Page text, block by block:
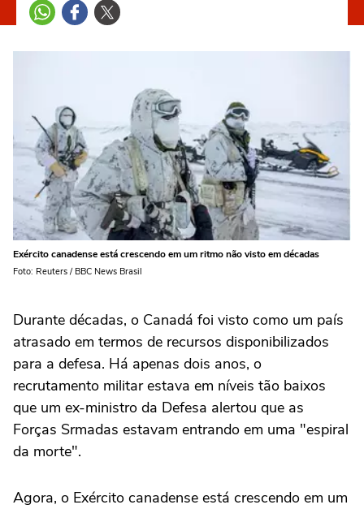
Exército canadense está crescendo em um ritmo não visto em décadas
Foto: Reuters / BBC News Brasil
Durante décadas, o Canadá foi visto como um país
atrasado em termos de recursos disponibilizados
para a defesa. Há apenas dois anos, o
recrutamento militar estava em níveis tão baixos
que um ex-ministro da Defesa alertou que as
Forças Srmadas estavam entrando em uma "espiral
da morte".
Agora, o Exército canadense está crescendo em um